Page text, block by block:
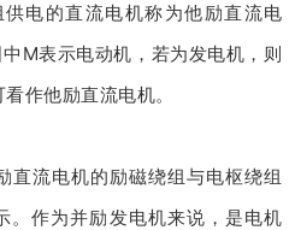
电的直流电机称为他励直流电
M表示电动机，若为发电机，则
作他励直流电机。
直流电机的励磁绕组与电枢绕组
。作为并励发电机来说，是电机